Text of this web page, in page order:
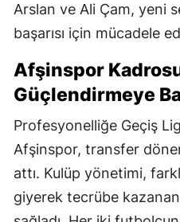
Arslan ve Ali Çam, yeni
başarısı için mücadele
Afşinspor
Güçlendirmeye
Profesyonelliğe Geçiş
Afşinspor, transfer
attı. Kulüp yönetimi,
giyerek tecrübe